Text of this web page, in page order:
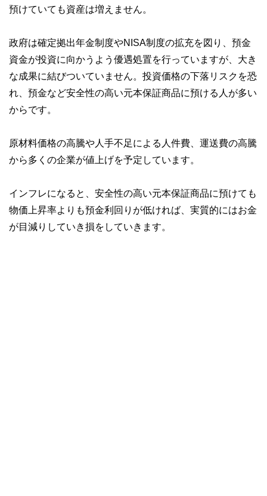
預けていても資産は増えません。
政府は確定拠出年金制度やNISA制度の拡充を図り、預金
資金が投資に向かうよう優遇処置を行っていますが、大き
な成果に結びついていません。投資価格の下落リスクを恐
れ、預金など安全性の高い元本保証商品に預ける人が多い
からです。
原材料価格の高騰や人手不足による人件費、運送費の高騰
から多くの企業が値上げを予定しています。
インフレになると、安全性の高い元本保証商品に預けても
物価上昇率よりも預金利回りが低ければ、実質的にはお金
が目減りしていき損をしていきます。